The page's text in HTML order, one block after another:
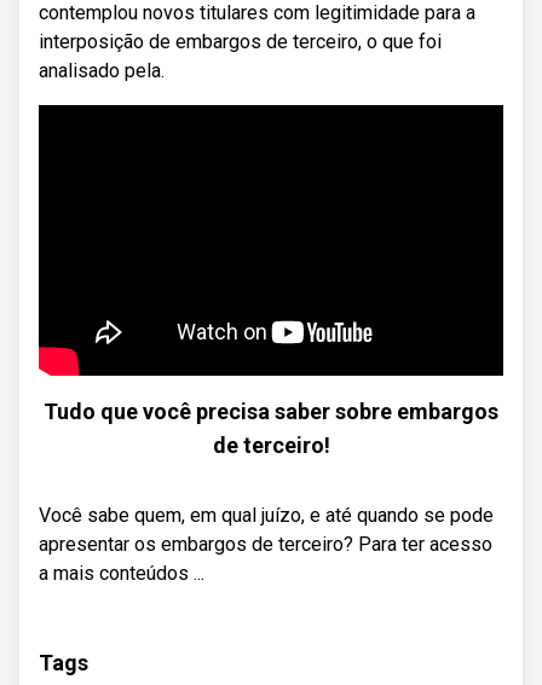
contemplou novos titulares com legitimidade para a
interposição de embargos de terceiro, o que foi
analisado pela.
Tudo que você precisa saber sobre embargos
de terceiro!
Você sabe quem, em qual juízo, e até quando se pode
apresentar os embargos de terceiro? Para ter acesso
a mais conteúdos ...
Tags